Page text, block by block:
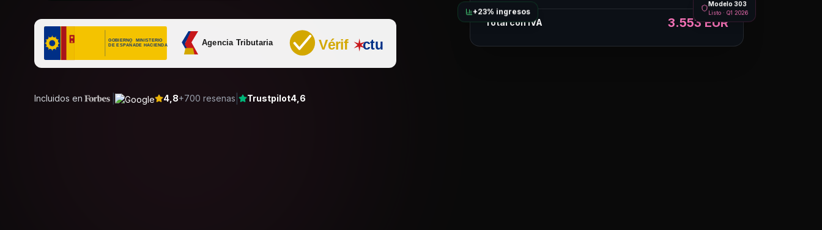
Incluidos en 4,8+700 resenas Trustpilot4,6
Total con IVA 3.553 EUR
+23% ingresos
Modelo 303
Listo · Q1 2026